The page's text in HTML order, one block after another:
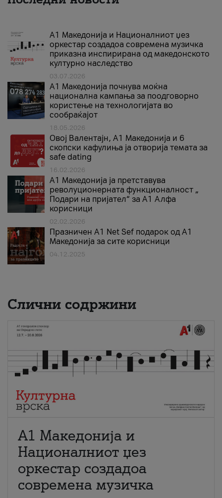
А1 Македонија и Националниот џез
оркестар создадоа современа музичка
приказна инспирирана од македонското
културно наследство
03.07.2026
A1 Македонија почнува моќна
национална кампања за поодговорно
користење на технологијата во
сообраќајот
18.05.2026
Овој Валентајн, A1 Македонија и 6
скопски кафулиња ја отворија темата за
safe dating
16.02.2026
А1 Македонија ја претставува
револуционерната функционалност „
Подари на пријател“ за А1 Алфа
корисници
02.02.2026
Празничен A1 Net Sеf подарок од А1
Македонија за сите корисници
04.12.2025
Слични содржини
А1 Македонија и
Националниот џез
оркестар создадоа
современа музичка